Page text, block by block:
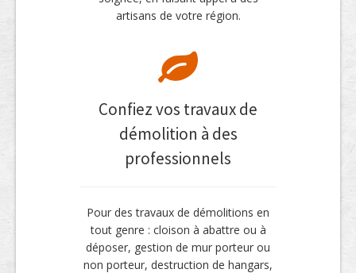
artisans de votre région.
Confiez vos travaux de
démolition à des
professionnels
Pour des travaux de démolitions en
tout genre : cloison à abattre ou à
déposer, gestion de mur porteur ou
non porteur, destruction de hangars,